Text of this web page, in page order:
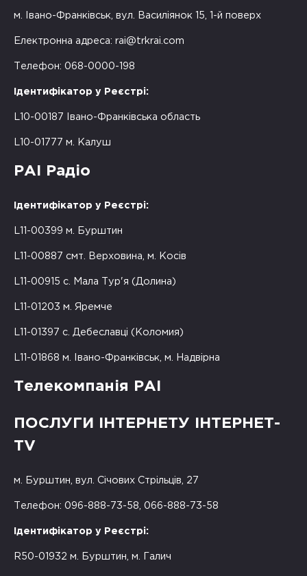
м. Івано-Франківськ, вул. Василіянок 15, 1-й поверх
Електронна адреса: rai@trkrai.com
Телефон: 068-0000-198
Ідентифікатор у Реєстрі:
L10-00187 Івано-Франківська область
L10-01777 м. Калуш
РАІ Радіо
Ідентифікатор у Реєстрі:
L11-00399 м. Бурштин
L11-00887 смт. Верховина, м. Косів
L11-00915 с. Мала Тур'я (Долина)
L11-01203 м. Яремче
L11-01397 с. Дебеславці (Коломия)
L11-01868 м. Івано-Франківськ, м. Надвірна
Телекомпанія РАІ
ПОСЛУГИ ІНТЕРНЕТУ ІНТЕРНЕТ-
TV
м. Бурштин, вул. Січових Стрільців, 27
Телефон: 096-888-73-58, 066-888-73-58
Ідентифікатор у Реєстрі:
R50-01932 м. Бурштин, м. Галич